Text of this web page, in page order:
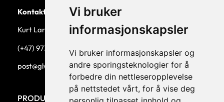
Vi bruker
informasjonskapsler
Vi bruker informasjonskapsler og
andre sporingsteknologier for å
forbedre din nettleseropplevelse
på nettstedet vårt, for å vise deg
Kontaktperson
Kurt Larsen, daglig leder.
(+47) 973 33 332
post@glw.no
PRODUKTKATEGORIER